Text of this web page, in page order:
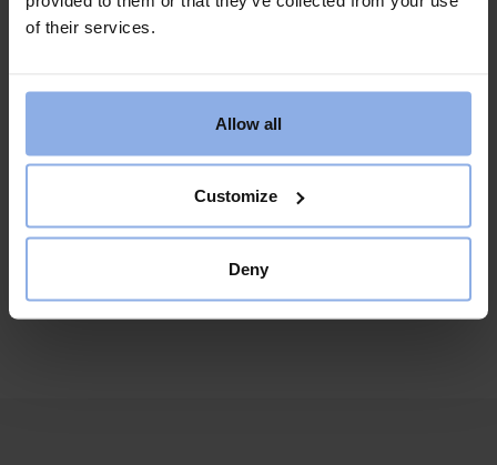
of their services.
Allow all
Customize
Deny
Visa Arrangör-webbplats
Strandträning